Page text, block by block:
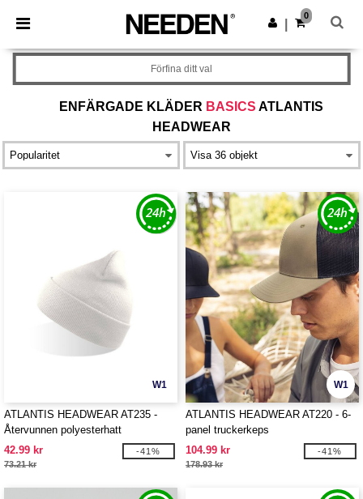
× Needen-app
Bättre priser i appen!
Hämta app
0
ENFÄRGADE KLÄDER BASICS ATLANTIS
HEADWEAR
Förfina ditt val
W1
ATLANTIS HEADWEAR AT235 -
Återvunnen polyesterhatt
42.99 kr
73.21 kr
-41%
W1
ATLANTIS HEADWEAR AT220 - 6-
panel truckerkeps
104.99 kr
178.93 kr
-41%